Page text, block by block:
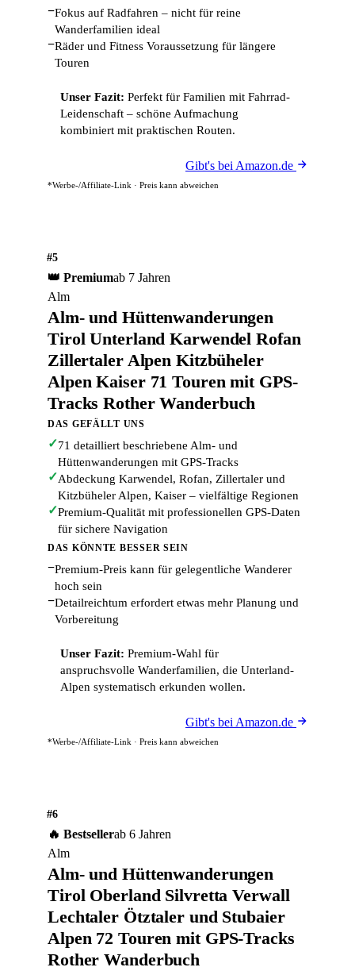
−Fokus auf Radfahren – nicht für reine
Wanderfamilien ideal
−Räder und Fitness Voraussetzung für längere
Touren
Unser Fazit: Perfekt für Familien mit Fahrrad-
Leidenschaft – schöne Aufmachung
kombiniert mit praktischen Routen.
Gibt's bei Amazon.de
*Werbe-/Affiliate-Link · Preis kann abweichen
#5
👑 Premiumab 7 Jahren
Alm
Alm- und Hüttenwanderungen
Tirol Unterland Karwendel Rofan
Zillertaler Alpen Kitzbüheler
Alpen Kaiser 71 Touren mit GPS-
Tracks Rother Wanderbuch
DAS GEFÄLLT UNS
✓71 detailliert beschriebene Alm- und
Hüttenwanderungen mit GPS-Tracks
✓Abdeckung Karwendel, Rofan, Zillertaler und
Kitzbüheler Alpen, Kaiser – vielfältige Regionen
✓Premium-Qualität mit professionellen GPS-Daten
für sichere Navigation
DAS KÖNNTE BESSER SEIN
−Premium-Preis kann für gelegentliche Wanderer
hoch sein
−Detailreichtum erfordert etwas mehr Planung und
Vorbereitung
Unser Fazit: Premium-Wahl für
anspruchsvolle Wanderfamilien, die Unterland-
Alpen systematisch erkunden wollen.
Gibt's bei Amazon.de
*Werbe-/Affiliate-Link · Preis kann abweichen
#6
🔥 Bestsellerab 6 Jahren
Alm
Alm- und Hüttenwanderungen
Tirol Oberland Silvretta Verwall
Lechtaler Ötztaler und Stubaier
Alpen 72 Touren mit GPS-Tracks
Rother Wanderbuch